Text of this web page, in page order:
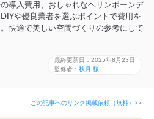
導入費用、おしゃれなヘリンボーンデ
や優良業者を選ぶポイントで費用を
快適で美しい空間づくりの参考にして
最終更新日：2025年8月23日
監修者： 秋月 桜
この記事へのリンク掲載依頼（無料）>>